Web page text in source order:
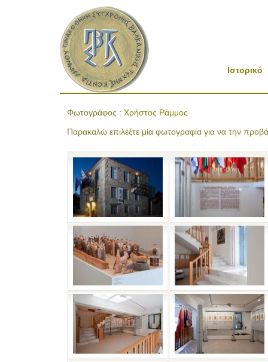
Ιστορικό
Φωτογράφος : Χρήστος Ράμμος
Παρακαλώ επιλέξτε μία φωτογραφία για να την